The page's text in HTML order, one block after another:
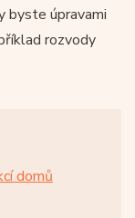
byste úpravami
rozvody
domů